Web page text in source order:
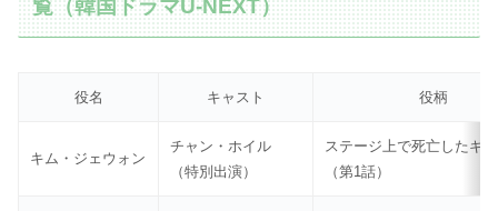
覧（韓国ドラマU-NEXT）
役名 キャスト 役柄
キム・ジェウォン
チャン・ホイル
（特別出演）
ステージ上で死亡したギ
（第1話）